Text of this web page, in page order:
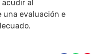
al
una evaluación e